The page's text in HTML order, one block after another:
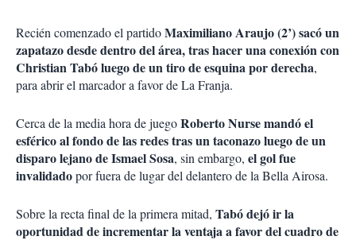
Recién comenzado el partidoMaximiliano Araujo (2’) sacó un
zapatazo desde dentro del área, tras hacer una conexión con
Christian Tabó luego de un tiro de esquina por derecha,
para abrir el marcador a favor de La Franja.
Cerca de la media hora de juegoRoberto Nurse mandó el
esférico al fondo de las redes tras un taconazo luego de un
disparo lejano de Ismael Sosa, sin embargo, el gol fue
invalidadopor fuera de lugar del delantero de la Bella Airosa.
Sobre la recta final de la primera mitad, Tabó dejó ir la
oportunidad de incrementar la ventaja a favor del cuadro de